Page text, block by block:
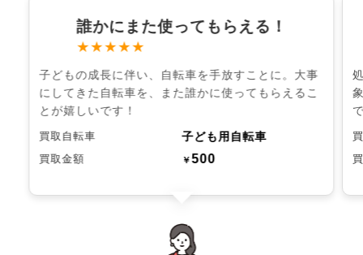
誰かにまた使ってもらえる！
★★★★★
子どもの成長に伴い、自転車を手放すことに。大事
にしてきた自転車を、また誰かに使ってもらえるこ
とが嬉しいです！
買取自転車 子ども用自転車
買取金額 ￥500
chevron_left chevron_right